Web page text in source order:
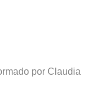
por Claudia